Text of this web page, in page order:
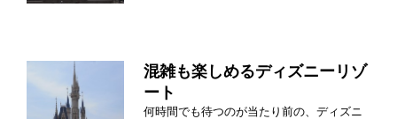
混雑も楽しめるディズニーリゾ
ート
何時間でも待つのが当たり前の、ディズニ